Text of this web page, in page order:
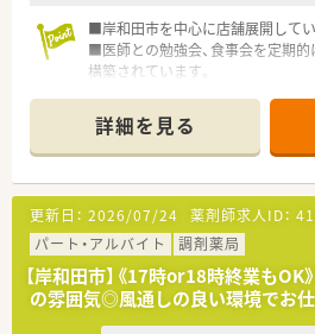
■岸和田市を中心に店舗展開して
■医師との勉強会、食事会を定期的
構築されています。
だけます。
■独立開業支援も行っていらっし
詳細を見る
更新日： 2026/07/24 薬剤師求人ID：
パート・アルバイト
調剤薬局
【岸和田市】《17時or18時終業もOK
の雰囲気◎風通しの良い環境でお